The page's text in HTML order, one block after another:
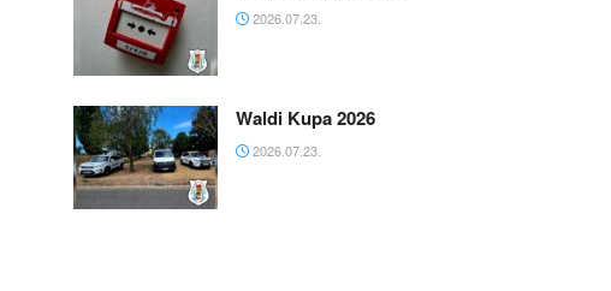
2026.07.23.
Waldi Kupa 2026
2026.07.23.